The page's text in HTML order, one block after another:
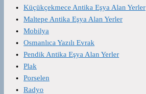
Küçükçekmece Antika Eşya Alan Yerler
Maltepe Antika Eşya Alan Yerler
Mobilya
Osmanlıca Yazılı Evrak
Pendik Antika Eşya Alan Yerler
Plak
Porselen
Radyo